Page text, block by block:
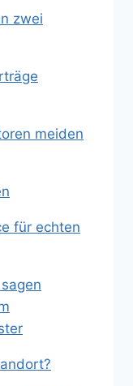
zwei
meiden
für echten